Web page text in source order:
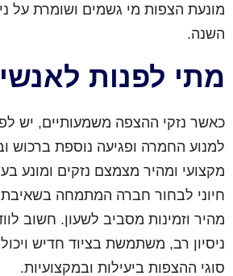
מונעת הצפות מי גשמים ושומרת על
השנה.
מתי לפנות
כאשר נזקי ההצפה משמעותיים, יש
למנוע החמרה ופגיעה נוספת ברכוש
מקצועי ומהיר מצמצם נזקים ומונע
חיוני לבחור חברה המתמחה
מהיר וזמינות מסביב לשעון. חשוב
ניסיון רב, משתמשת בציוד חדיש
סוגי ההצפות ביעילות ובמקצועיות.